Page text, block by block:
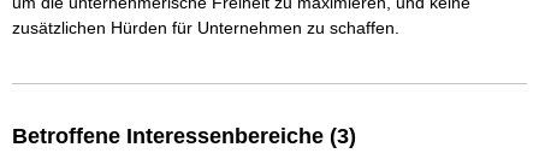
zusätzlichen Hürden für Unternehmen zu schaffen.
Betroffene Interessenbereiche (3)